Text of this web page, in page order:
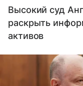
Высокий суд
раскрыть
активов